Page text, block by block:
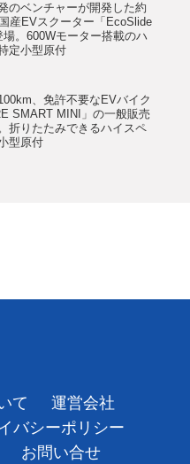
のベンチャーが開発した約
産EVスクーター「EcoSlide
場。600Wモーター搭載のハ
定小型原付
、免許不要なEVバイク
SMART MINI」の一般販売
折りたたみできるハイスペ
型原付
て
運営会社
バシーポリシー
お問い合せ